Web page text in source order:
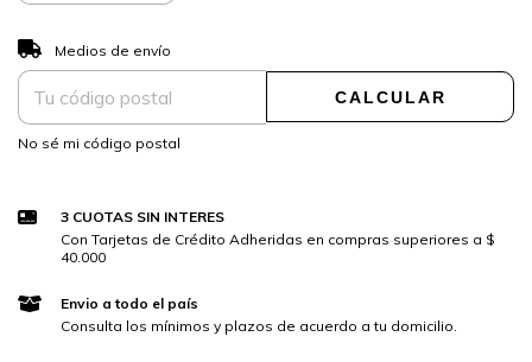
Entregas para el CP:
Medios de envío
CALCULAR
No sé mi código postal
3 CUOTAS SIN INTERES
Con Tarjetas de Crédito Adheridas en compras superiores a $
40.000
Envio a todo el país
Consulta los mínimos y plazos de acuerdo a tu domicilio.